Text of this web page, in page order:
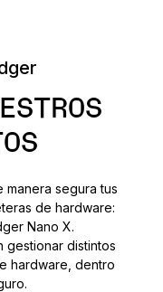
segura tus
de hardware:
Nano X.
gestionar distintos
hardware, dentro